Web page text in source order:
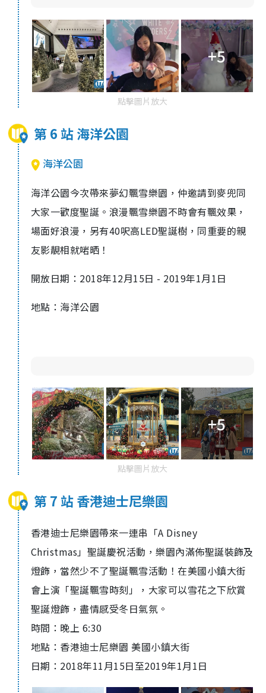
+5
點擊圖片放大
第 6 站 海洋公園
海洋公園
海洋公園今次帶來夢幻飄雪樂園，仲邀請到麥兜同
大家一歡度聖誕。浪漫飄雪樂園不時會有飄效果，
場面好浪漫，另有40呎高LED聖誕樹 ，同重要的親
友影靚相就啱晒！
開放日期： 2018年12月15日 - 2019年1月1日
地點：海洋公園
+5
點擊圖片放大
第 7 站 香港迪士尼樂園
香港迪士尼樂園帶來一連串「A Disney
Christmas」聖誕慶祝活動，樂園內滿佈聖誕裝飾及
燈飾，當然少不了聖誕飄雪活動！在美國小鎮大街
會上演 「聖誕飄雪時刻」
，大家可以雪花之下欣賞
聖誕燈飾， 盡情感受冬日氣氛 。
時間：晚上 6:30
地點：香港迪士尼樂園 美國小鎮大街
日期：2018年11月15日至2019年1月1日